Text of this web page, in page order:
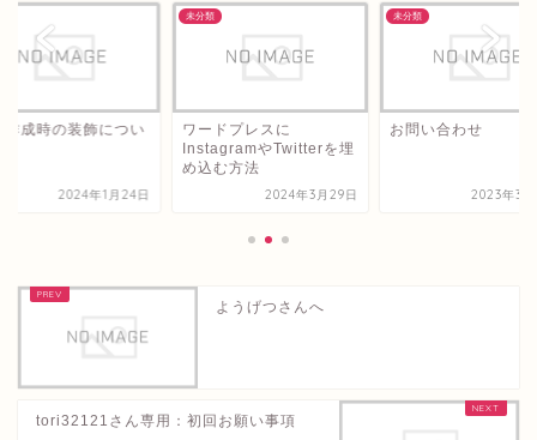
作成時の装飾につい
2024年1月24日
未分類
ワードプレスに
InstagramやTwitterを埋
め込む方法
2024年3月29日
未分類
お問い合わせ
2023年3
ようげつさんへ
tori32121さん専用：初回お願い事項